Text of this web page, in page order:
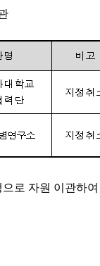
로 자원 이관하